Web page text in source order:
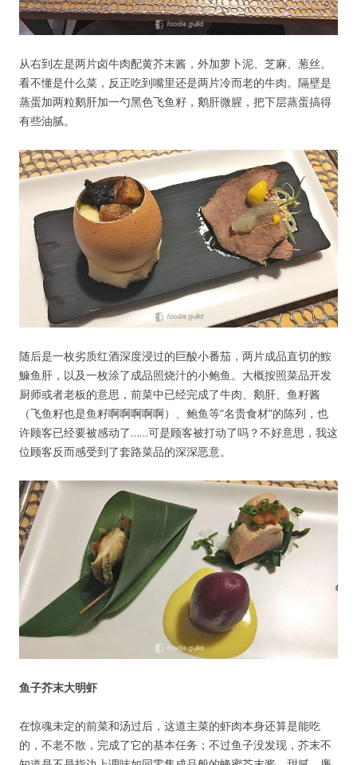
从右到左是两片卤牛肉配黄芥末酱，外加萝卜泥、芝麻、葱丝。
看不懂是什么菜，反正吃到嘴里还是两片冷而老的牛肉。隔壁是
蒸蛋加两粒鹅肝加一勺黑色飞鱼籽，鹅肝微腥，把下层蒸蛋搞得
有些油腻。
随后是一枚劣质红酒深度浸过的巨酸小番茄，两片成品直切的鮟
鱇鱼肝，以及一枚涂了成品照烧汁的小鲍鱼。大概按照菜品开发
厨师或者老板的意思，前菜中已经完成了牛肉、鹅肝、鱼籽酱
（飞鱼籽也是鱼籽啊啊啊啊啊）、鲍鱼等“名贵食材”的陈列，也
许顾客已经要被感动了……可是顾客被打动了吗？不好意思，我这
位顾客反而感受到了套路菜品的深深恶意。
鱼子芥末大明虾
在惊魂未定的前菜和汤过后，这道主菜的虾肉本身还算是能吃
的，不老不散，完成了它的基本任务；不过鱼子没发现，芥末不